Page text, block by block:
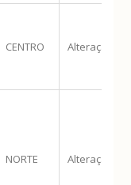
CENTRO Alteração
NORTE Alteração